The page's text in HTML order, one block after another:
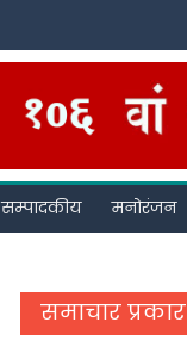
सम्पादकीय मनोरंजन
समाचार प्रकार